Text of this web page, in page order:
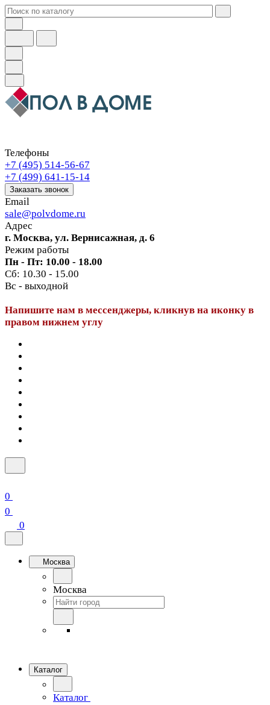
Телефоны
+7 (495) 514-56-67
+7 (499) 641-15-14
Заказать звонок
Email
sale@polvdome.ru
Адрес
г. Москва, ул. Вернисажная, д. 6
Режим работы
Пн - Пт: 10.00 - 18.00
Сб: 10.30 - 15.00
Вс - выходной
Напишите нам в мессенджеры, кликнув на иконку в
правом нижнем углу
0
0
0
Москва
Москва
Каталог
Каталог